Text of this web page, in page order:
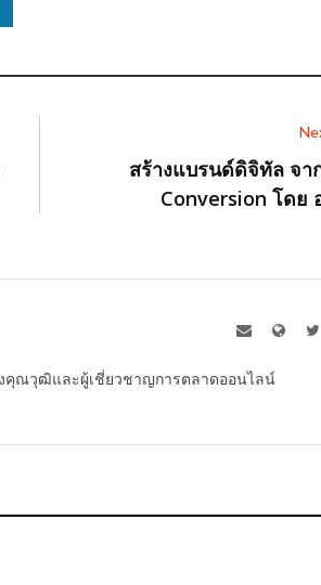
สร้างแบรนด์ดิจิทัล จ
Conversion โดย
คุณวุฒิและผู้เชี่ยวชาญการตลาดออนไลน์